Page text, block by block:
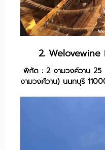
2.
พิกัด : 2 งามวงศ์วาน
งามวงศ์วาน) นนทบุรี